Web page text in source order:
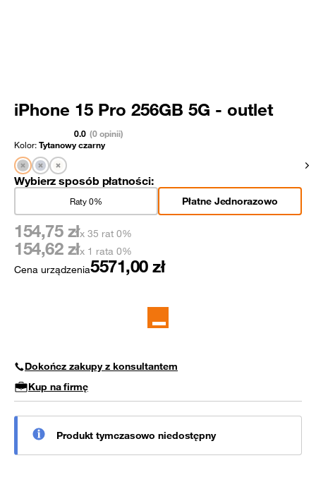
iPhone 15 Pro 256GB 5G - outlet
0.0 (0 opinii)
Kolor:Tytanowy czarny
Wybierz sposób płatności:
Płatne Jednorazowo
Raty 0%
Cena urządzenia5571,00 zł
154,75 złx 35 rat 0%
154,62 złx 1 rata 0%
Dokończ zakupy z konsultantem
Kup na firmę
Produkt tymczasowo niedostępny